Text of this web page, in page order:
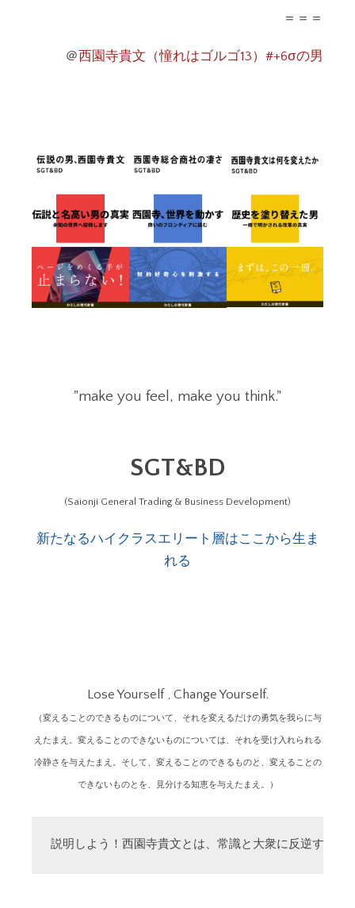
＝＝＝
＠西園寺貴文（憧れはゴルゴ13）#+6σの男
"make you feel, make you think."
SGT&BD
(Saionji General Trading & Business Development)
新たなるハイクラスエリート層はここから生ま
れる
Lose Yourself , Change Yourself.
（変えることのできるものについて、それを変えるだけの勇気を我らに与
えたまえ。変えることのできないものについては、それを受け入れられる
冷静さを与えたまえ。そして、変えることのできるものと、変えることの
できないものとを、見分ける知恵を与えたまえ。）
説明しよう！西園寺貴文とは、常識と大衆に反逆する